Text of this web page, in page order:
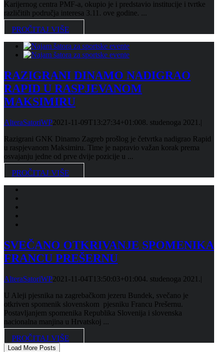
Karijernog centra PMF-a, okupio je i predstavio institucije i tvrtke
različitih područja interesa 3.11. ove godine. ...
PROČITAJ VIŠE
RAZIGRANI DINAMO NADIGRAO
RAPID U RASPJEVANOM
MAKSIMIRU
AlteraSatoriWP2021-11-09T13:27:34+01:008. studenoga 2021.|
Razigrani GNK Dinamo Zagreb prošlog je četvrtka nadigrao Rapid
u raspjevanom Maksimiru. Time je napravio važan korak prema
osvajanju jedne od prve dvije pozicije u ...
PROČITAJ VIŠE
SVEČANO OTKRIVANJE SPOMENIKA
FRANCU PREŠERNU
AlteraSatoriWP2021-11-04T13:50:03+01:004. studenoga 2021.|
U Aleji pjesnika na zagrebačkom jezeru Bundek, svečano je
otkriven spomenik slovenskom pjesniku Francu Prešernu.
Postavljanjem spomenika Republika Slovenija i slovenska
nacionalna manjina u Hrvatskoj ...
PROČITAJ VIŠE
Load More Posts